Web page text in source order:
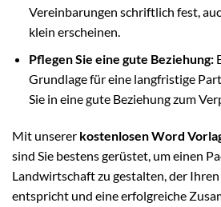
Vereinbarungen schriftlich fest,
klein erscheinen.
Pflegen Sie eine gute Beziehung:
Grundlage für eine langfristige
Sie in eine gute Beziehung zum
Mit unserer kostenlosen Word
sind Sie bestens gerüstet, um einen
Landwirtschaft zu gestalten, der
entspricht und eine erfolgreiche